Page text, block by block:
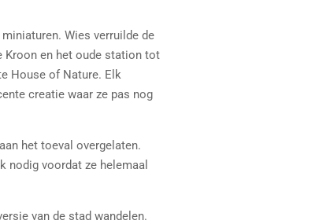
Wies verruilde de
Kroon en het oude station tot
House of Nature. Elk
creatie waar ze pas nog
het toeval overgelaten.
nodig voordat ze helemaal
van de stad wandelen.